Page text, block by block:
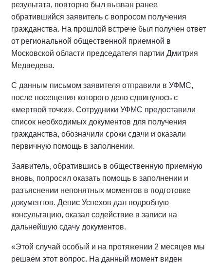
результата, повторно был вызван ранее
обратившийся заявитель с вопросом получения
гражданства. На прошлой встрече был получен ответ
от региональной общественной приемной в
Московской области председателя партии Дмитрия
Медведева.
С данным письмом заявителя отправили в УФМС,
после посещения которого дело сдвинулось с
«мертвой точки». Сотрудники УФМС предоставили
список необходимых документов для получения
гражданства, обозначили сроки сдачи и оказали
первичную помощь в заполнении.
Заявитель, обратившись в общественную приемную
вновь, попросил оказать помощь в заполнении и
разъяснении непонятных моментов в подготовке
документов. Денис Успехов дал подробную
консультацию, оказал содействие в записи на
дальнейшую сдачу документов.
«Этой случай особый и на протяжении 2 месяцев мы
решаем этот вопрос. На данный момент виден